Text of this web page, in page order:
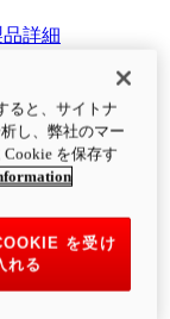
詳細
を除く）
品詳細
ると、サイトナ
し、弊社のマー
を保存す
を受け
れる